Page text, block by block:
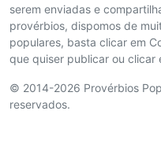
serem enviadas e
provérbios, dispomos de
populares, basta clicar em
que quiser publicar ou clicar
© 2014-2026 Provérbios
reservados.